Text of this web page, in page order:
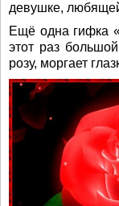
девушке,
Ещё одна гифка
этот раз
розу, моргает